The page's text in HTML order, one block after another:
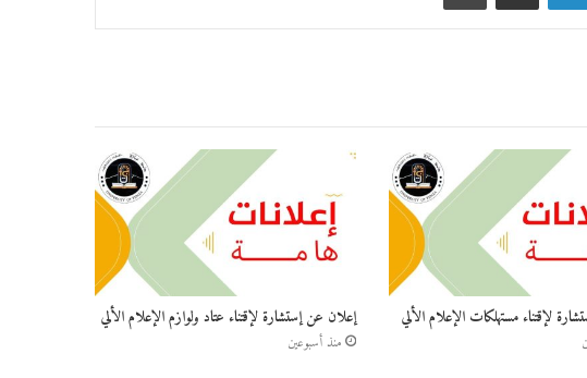
لإقتناء مستهلكات الإعلام الألي إعلان عن إستشارة لإقتناء عتاد ولوازم الإعلام الألي
منذ أسبوعين